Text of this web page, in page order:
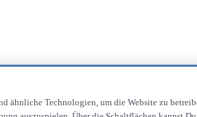
ähnliche Technologien, um die Website zu